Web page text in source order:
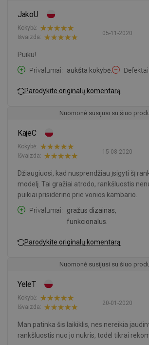
JakoU
05-11-2020
Kokybė:
Išvaizda:
Puiku!
Privalumai
aukšta kokybė. Defektai
Parodykite originalų komentarą
Nuomonė susijusi su šiuo
KajeC
15-08-2020
Kokybė:
Išvaizda:
Džiaugiuosi, kad nusprendžiau įsigyti šį
modelį. Tai gražiai atrodo, rankšluostis
puikiai prisiderino prie vonios kambario.
Privalumai
gražus dizainas,
funkcionalus.
Parodykite originalų komentarą
Nuomonė susijusi su šiuo
YeleT
20-01-2020
Kokybė:
Išvaizda:
Man patinka šis laikiklis, nes nereikia
rankšluostis nuo jo nukris, todėl tikrai